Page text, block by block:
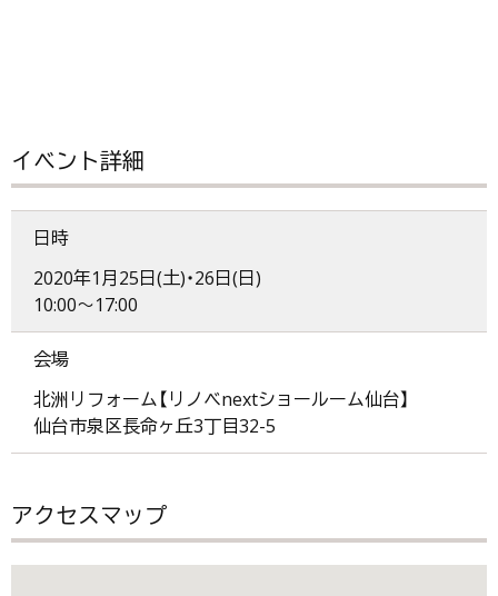
イベント詳細
日時
2020年1月25日(土)・26日(日)
10:00～17:00
会場
北洲リフォーム【リノベnextショールーム仙台】
仙台市泉区長命ヶ丘3丁目32-5
アクセスマップ